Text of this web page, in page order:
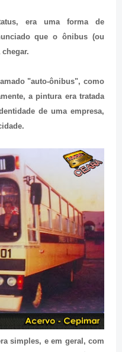
era uma forma de
que o ônibus (ou
"auto-ônibus", como
a pintura era tratada
de uma empresa,
simples, e em geral, com